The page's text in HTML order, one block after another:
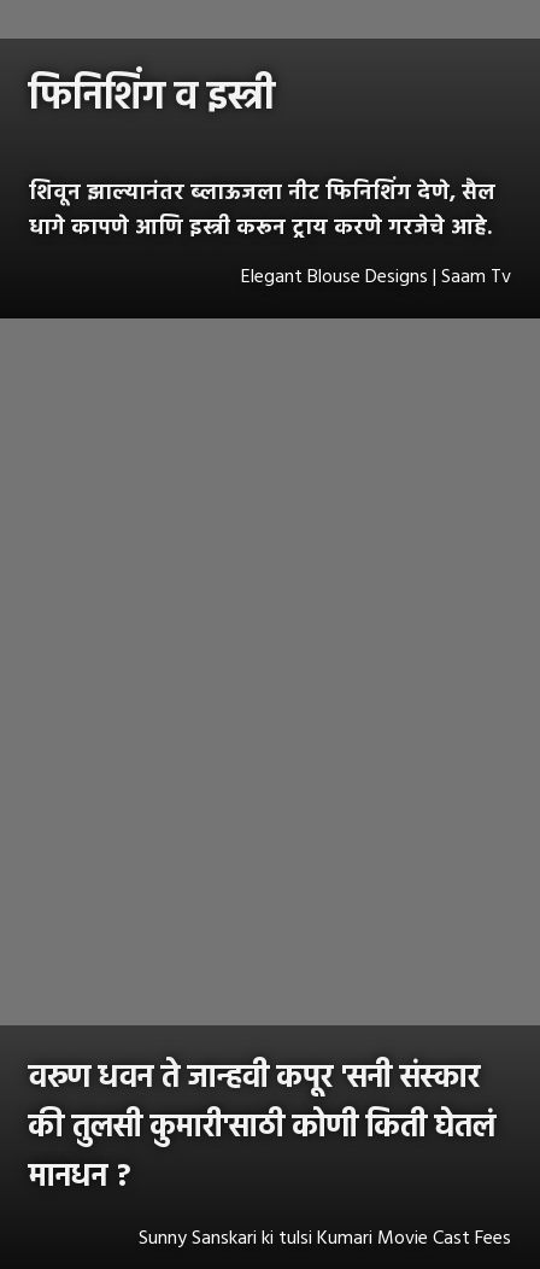
फिनिशिंग व इस्त्री
शिवून झाल्यानंतर ब्लाऊजला नीट फिनिशिंग देणे, सैल
धागे कापणे आणि इस्त्री करून ट्राय करणे गरजेचे आहे.
Elegant Blouse Designs | Saam Tv
वरुण धवन ते जान्हवी कपूर 'सनी संस्कार
की तुलसी कुमारी'साठी कोणी किती घेतलं
मानधन ?
Sunny Sanskari ki tulsi Kumari Movie Cast Fees